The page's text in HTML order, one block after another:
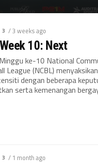
/ 3 weeks ago
10: Next
ke-10 National
League (NCBL)
dengan beberapa
serta kemenangan
/ 1 month ago